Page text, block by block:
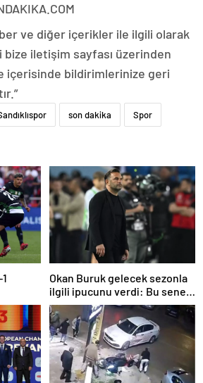
ve diğer içerikler ile ilgili olarak
iletişim sayfası üzerinden
içerisinde bildirimlerinize geri
son dakika Spor
Okan Buruk gelecek sezonla
ilgili ipucunu verdi: Bu sene
3, seneye de 4